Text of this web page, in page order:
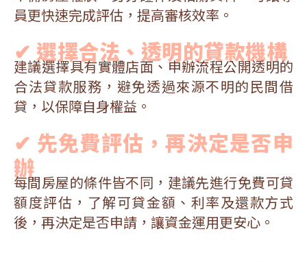
員更快速完成評估，提高審核效率。
✔ 選擇合法、透明的貸款機構
建議選擇具有實體店面、申辦流程公開透明的
合法貸款服務，避免透過來源不明的民間借
貸，以保障自身權益。
✔ 先免費評估，再決定是否申
辦
每間房屋的條件皆不同，建議先進行免費可貸
額度評估，了解可貸金額、利率及還款方式
後，再決定是否申請，讓資金運用更安心。